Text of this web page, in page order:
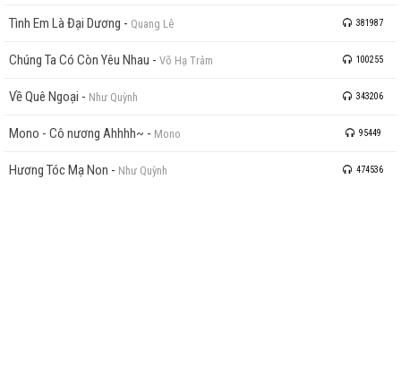
Tình Em Là Đại Dương - Quang Lê 381987
Chúng Ta Có Còn Yêu Nhau - Võ Hạ Trâm 100255
Về Quê Ngoại - Như Quỳnh 343206
Mono - Cô nương Ahhhh~ - Mono 95449
Hương Tóc Mạ Non - Như Quỳnh 474536